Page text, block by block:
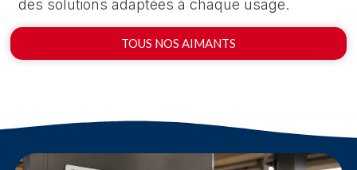
des solutions adaptées à chaque usage.
TOUS NOS AIMANTS